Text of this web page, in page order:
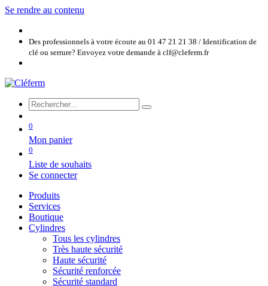
Se rendre au contenu
Des professionnels à votre écoute au 01 47 21 21 38 / Identification de
clé ou serrure? Envoyez votre demande à clf@cleferm.fr
0
Mon panier
0
Liste de souhaits
Se connecter
Produits
Services
Boutique
Cylindres
Tous les cylindres
Très haute sécurité
Haute sécurité
Sécurité renforcée
Sécurité standard